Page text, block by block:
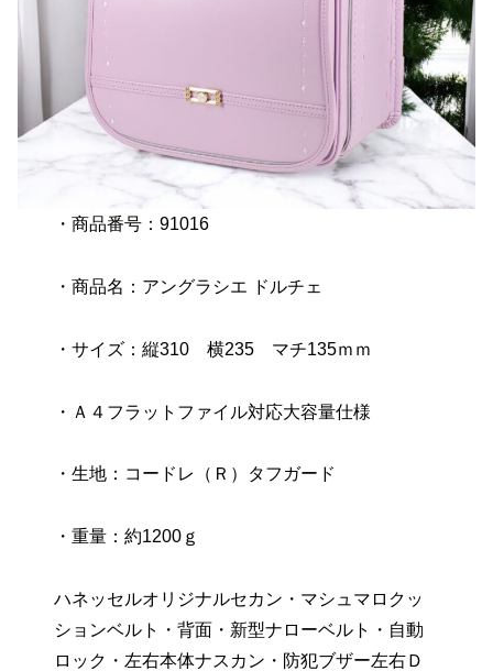
・商品番号：91016
・商品名：アングラシエ ドルチェ
・サイズ：縦310 横235 マチ135ｍｍ
・Ａ４フラットファイル対応大容量仕様
・生地：コードレ（Ｒ）タフガード
・重量：約1200ｇ
ハネッセルオリジナルセカン・マシュマロクッ
ションベルト・背面・新型ナローベルト・自動
ロック・左右本体ナスカン・防犯ブザー左右Ｄ